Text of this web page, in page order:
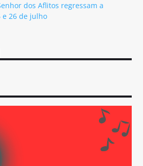
dos Aflitos regressam a
e 26 de julho